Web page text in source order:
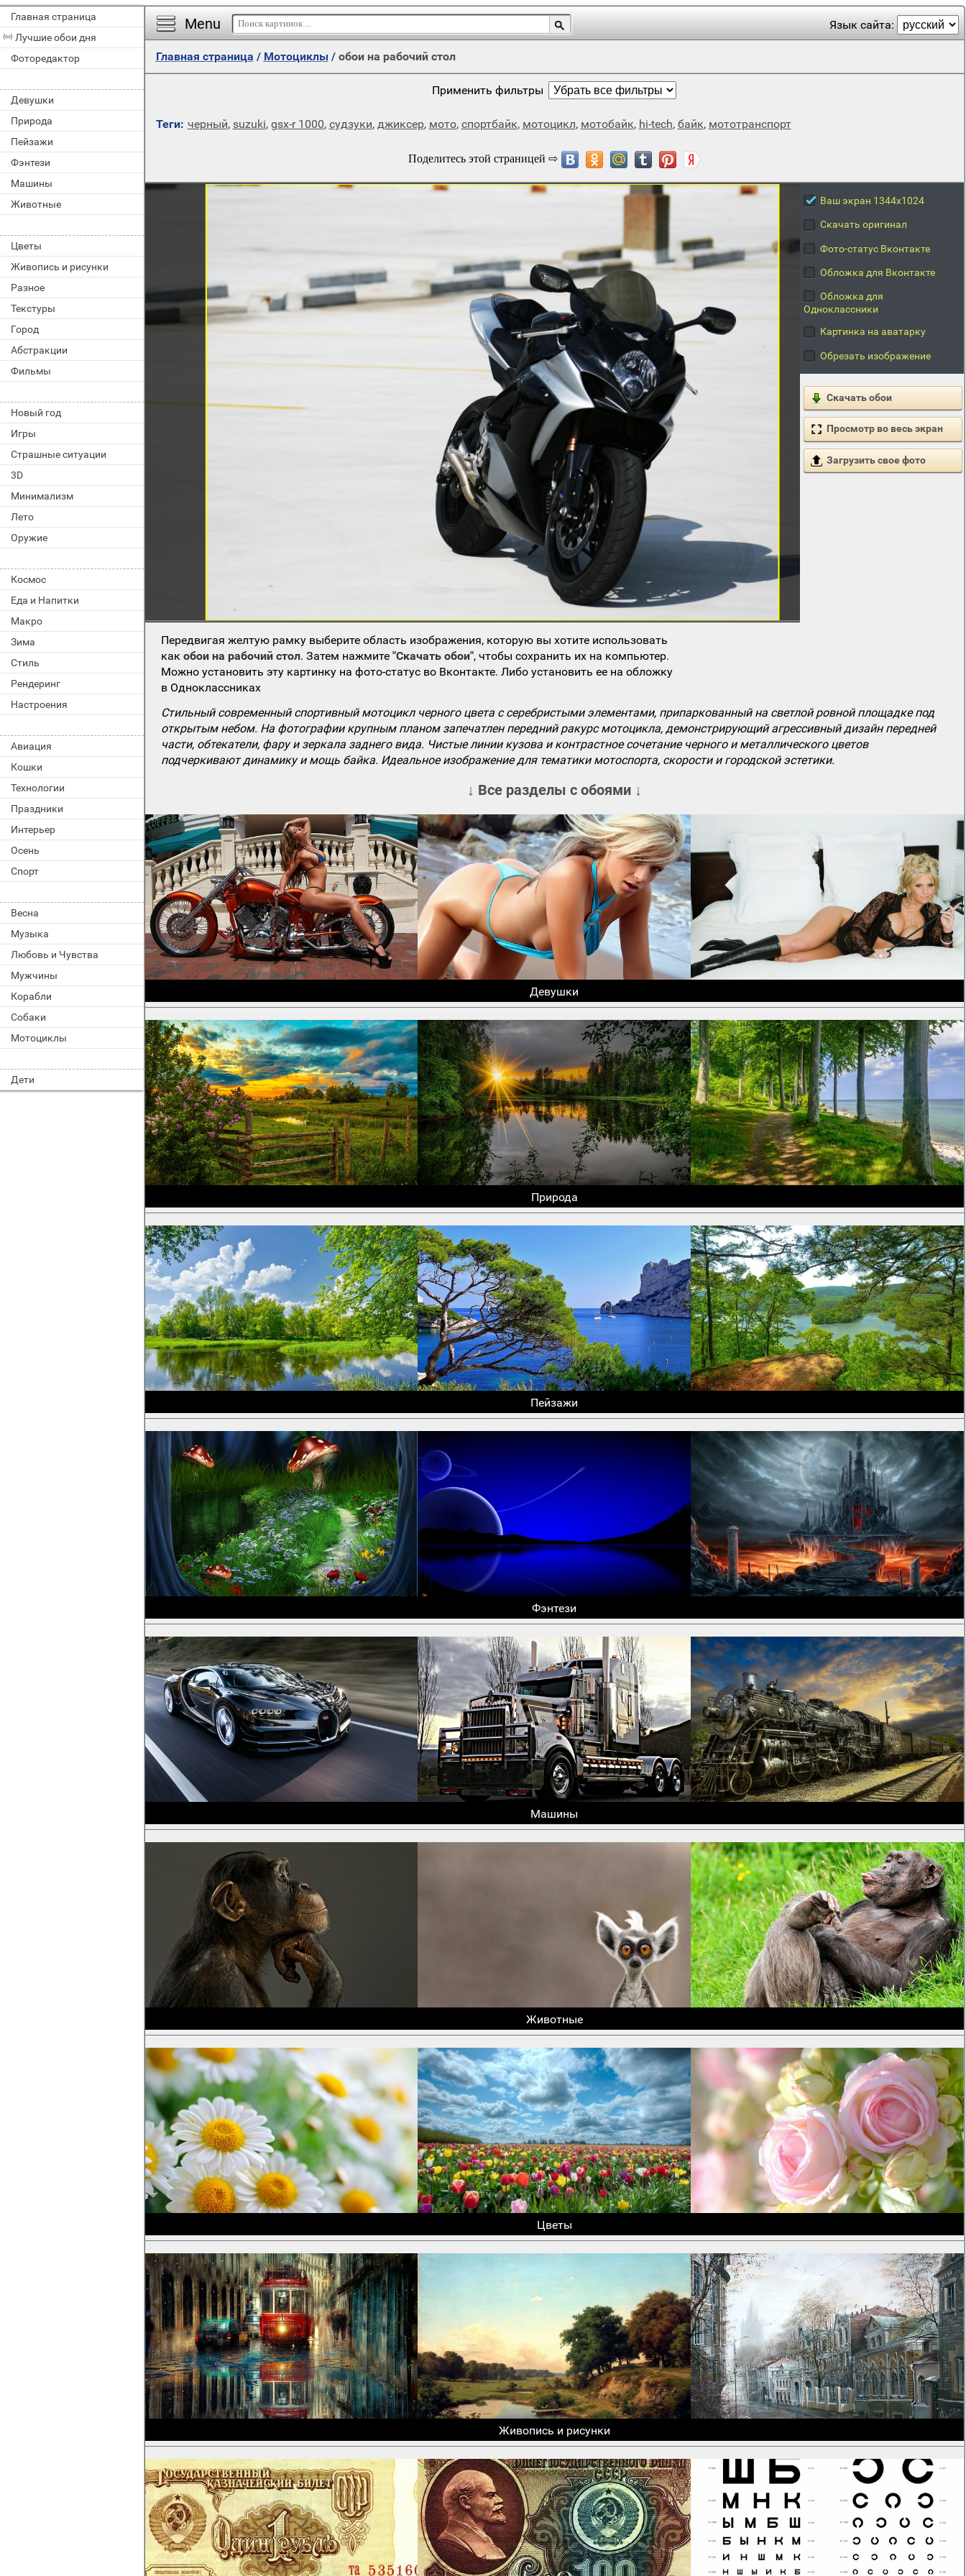
Главная страница
Лучшие обои дня
Фоторедактор
Девушки
Природа
Пейзажи
Фэнтези
Машины
Животные
Цветы
Живопись и рисунки
Разное
Текстуры
Город
Абстракции
Фильмы
Новый год
Игры
Страшные ситуации
3D
Минимализм
Лето
Оружие
Космос
Еда и Напитки
Макро
Зима
Стиль
Рендеринг
Настроения
Авиация
Кошки
Технологии
Праздники
Интерьер
Осень
Спорт
Весна
Музыка
Любовь и Чувства
Мужчины
Корабли
Собаки
Мотоциклы
Дети
Menu Язык сайта:
Главная страница / Мотоциклы/ обои на рабочий стол
Применить фильтры
Теги: черный, suzuki, gsx-r 1000, судзуки, джиксер, мото, спортбайк, мотоцикл, мотобайк, hi-tech, байк, мототранспорт
Ваш экран 1344x1024
Скачать оригинал
Фото-статус Вконтакте
Обложка для Вконтакте
Обложка для
Одноклассники
Картинка на аватарку
Обрезать изображение
Скачать обои
Просмотр во весь экран
Загрузить свое фото
Передвигая желтую рамку выберите область изображения, которую вы хотите использовать
какобои на рабочий стол. Затем нажмите"Скачать обои", чтобы сохранить их на компьютер.
Можно установить эту картинку на фото-статус во Вконтакте. Либо установить ее на обложку
в Одноклассниках
Стильный современный спортивный мотоцикл черного цвета с серебристыми элементами, припаркованный на светлой ровной площадке под
открытым небом. На фотографии крупным планом запечатлен передний ракурс мотоцикла, демонстрирующий агрессивный дизайн передней
части, обтекатели, фару и зеркала заднего вида. Чистые линии кузова и контрастное сочетание черного и металлического цветов
подчеркивают динамику и мощь байка. Идеальное изображение для тематики мотоспорта, скорости и городской эстетики.
↓ Все разделы с обоями ↓
Девушки
Природа
Пейзажи
Фэнтези
Машины
Животные
Цветы
Живопись и рисунки